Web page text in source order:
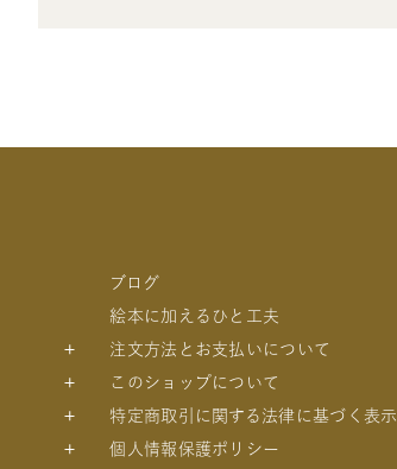
ブログ
絵本に加えるひと工夫
注文方法とお支払いについて
このショップについて
特定商取引に関する法律に基づく表示
個人情報保護ポリシー